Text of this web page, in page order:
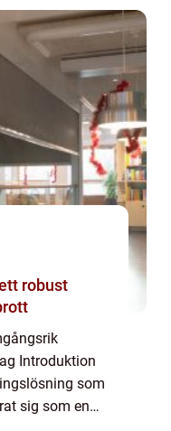
Introduktion
som
sig som en